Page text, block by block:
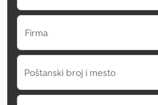
Firma
Poštanski broj i mesto